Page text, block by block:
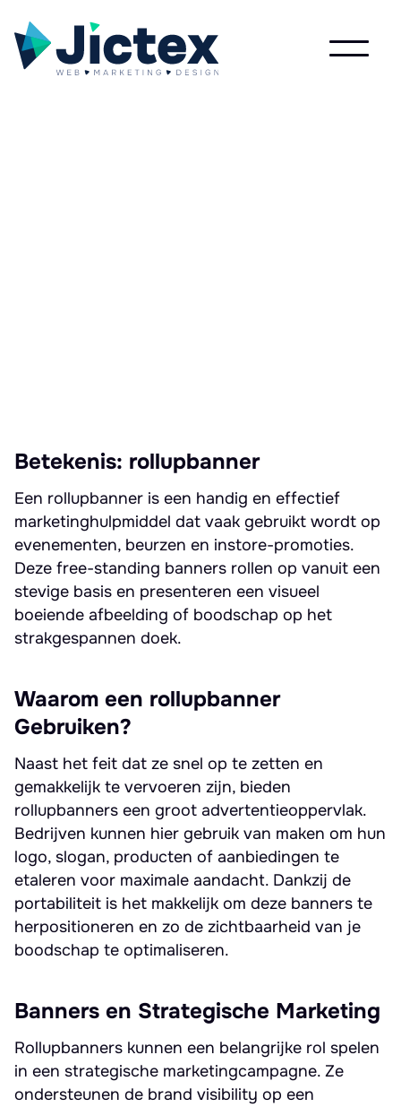
Betekenis: rollupbanner
Een rollupbanner is een handig en effectief
marketinghulpmiddel dat vaak gebruikt wordt op
evenementen, beurzen en instore-promoties.
Deze free-standing banners rollen op vanuit een
stevige basis en presenteren een visueel
boeiende afbeelding of boodschap op het
strakgespannen doek.
Waarom een rollupbanner
Gebruiken?
Naast het feit dat ze snel op te zetten en
gemakkelijk te vervoeren zijn, bieden
rollupbanners een groot advertentieoppervlak.
Bedrijven kunnen hier gebruik van maken om hun
logo, slogan, producten of aanbiedingen te
etaleren voor maximale aandacht. Dankzij de
portabiliteit is het makkelijk om deze banners te
herpositioneren en zo de zichtbaarheid van je
boodschap te optimaliseren.
Banners en Strategische Marketing
Rollupbanners kunnen een belangrijke rol spelen
in een strategische marketingcampagne. Ze
ondersteunen de brand visibility op een